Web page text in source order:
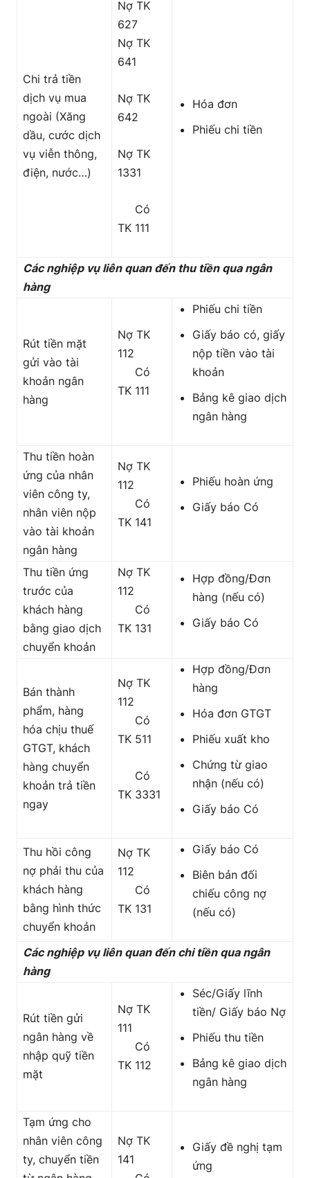
Chi trả tiền
dịch vụ mua
ngoài (Xăng
dầu, cước dịch
vụ viễn thông,
điện, nước…)
Nợ TK
627
Nợ TK
641
Nợ TK
642
Nợ TK
1331
Có
TK 111
Hóa đơn
Phiếu chi tiền
Các nghiệp vụ liên quan đến thu tiền qua ngân
hàng
Rút tiền mặt
gửi vào tài
khoản ngân
hàng
Nợ TK
112
Có
TK 111
Phiếu chi tiền
Giấy báo có, giấy
nộp tiền vào tài
khoản
Bảng kê giao dịch
ngân hàng
Thu tiền hoàn
ứng của nhân
viên công ty,
nhân viên nộp
vào tài khoản
ngân hàng
Nợ TK
112
Có
TK 141
Phiếu hoàn ứng
Giấy báo Có
Thu tiền ứng
trước của
khách hàng
bằng giao dịch
chuyển khoản
Nợ TK
112
Có
TK 131
Hợp đồng/Đơn
hàng (nếu có)
Giấy báo Có
Bán thành
phẩm, hàng
hóa chịu thuế
GTGT, khách
hàng chuyển
khoản trả tiền
ngay
Nợ TK
112
Có
TK 511
Có
TK 3331
Hợp đồng/Đơn
hàng
Hóa đơn GTGT
Phiếu xuất kho
Chứng từ giao
nhận (nếu có)
Giấy báo Có
Thu hồi công
nợ phải thu của
khách hàng
bằng hình thức
chuyển khoản
Nợ TK
112
Có
TK 131
Giấy báo Có
Biên bản đối
chiếu công nợ
(nếu có)
Các nghiệp vụ liên quan đến chi tiền qua ngân
hàng
Rút tiền gửi
ngân hàng về
nhập quỹ tiền
mặt
Nợ TK
111
Có
TK 112
Séc/Giấy lĩnh
tiền/ Giấy báo Nợ
Phiếu thu tiền
Bảng kê giao dịch
ngân hàng
Tạm ứng cho
nhân viên công
ty, chuyển tiền
Nợ TK
141
Giấy đề nghị tạm
ứng